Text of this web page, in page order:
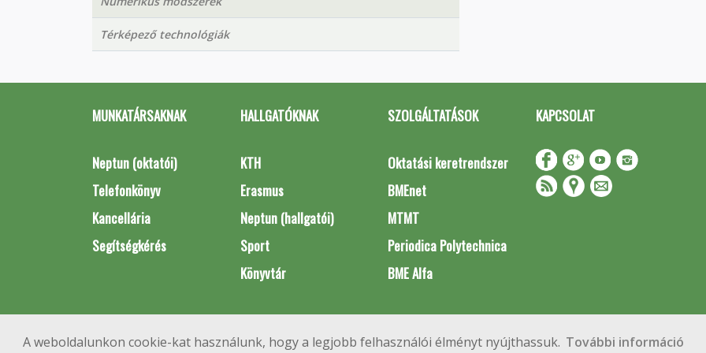
A weboldalunkon cookie-kat használunk, hogy a legjobb felhasználói élményt nyújthassuk. További információ
Térképező technológiák
MUNKATÁRSAKNAK
Neptun (oktatói)
Telefonkönyv
Kancellária
Segítségkérés
HALLGATÓKNAK
KTH
Erasmus
Neptun (hallgatói)
Sport
Könyvtár
SZOLGÁLTATÁSOK
Oktatási keretrendszer
BMEnet
MTMT
Periodica Polytechnica
BME Alfa
KAPCSOLAT
Impresszum
Copyright © 2020 BME Építőmérnöki Kar